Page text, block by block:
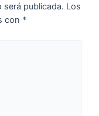
publicada. Los
con *